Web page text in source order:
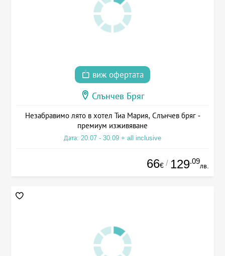
виж офертата
Слънчев Бряг
Незабравимо лято в хотел Тиа Мария, Слънчев бряг -
премиум изживяване
Дата: 20.07 - 30.09 + all inclusive
66€ / 129.09
лв.